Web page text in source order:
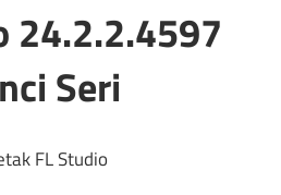
24.2.2.4597
Seri